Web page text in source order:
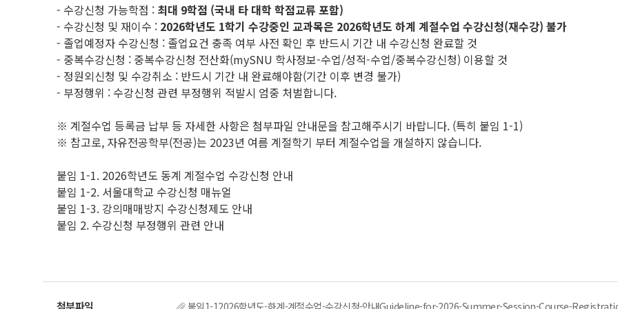
- 수강신청 가능학점 : 최대 9학점 (국내 타 대학 학점교류 포함)
- 수강신청 및 재이수 : 2026학년도 1학기 수강중인 교과목은 2026학년도 하계 계절수업 수강신청(재수강) 불가
- 졸업예정자 수강신청 : 졸업요건 충족 여부 사전 확인 후 반드시 기간 내 수강신청 완료할 것
- 중복수강신청 : 중복수강신청 전산화(mySNU 학사정보-수업/성적-수업/중복수강신청) 이용할 것
- 정원외신청 및 수강취소 : 반드시 기간 내 완료해야함(기간 이후 변경 불가)
- 부정행위 : 수강신청 관련 부정행위 적발시 엄중 처벌합니다.
※ 계절수업 등록금 납부 등 자세한 사항은 첨부파일 안내문을 참고해주시기 바랍니다. (특히 붙임 1-1)
※ 참고로, 자유전공학부(전공)는 2023년 여름 계절학기 부터 계절수업을 개설하지 않습니다.
붙임 1-1. 2026학년도 동계 계절수업 수강신청 안내
붙임 1-2. 서울대학교 수강신청 매뉴얼
붙임 1-3. 강의매매방지 수강신청제도 안내
붙임 2. 수강신청 부정행위 관련 안내